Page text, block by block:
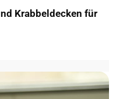
Krabbeldecken für